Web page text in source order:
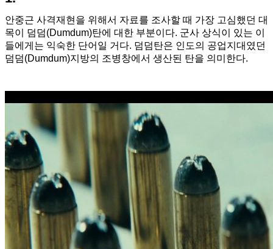
안중근 사격재현을 위해서 자료를 조사할 때 가장 고심했던 대
목이 덤덤(Dumdum)탄에 대한 부분이다. 군사 상식이 있는 이
들에게는 익숙한 단어일 거다. 덤덤탄은 인도의 공업지대였던
덤덤(Dumdum)지방의 조병창에서 생산된 탄을 의미한다.